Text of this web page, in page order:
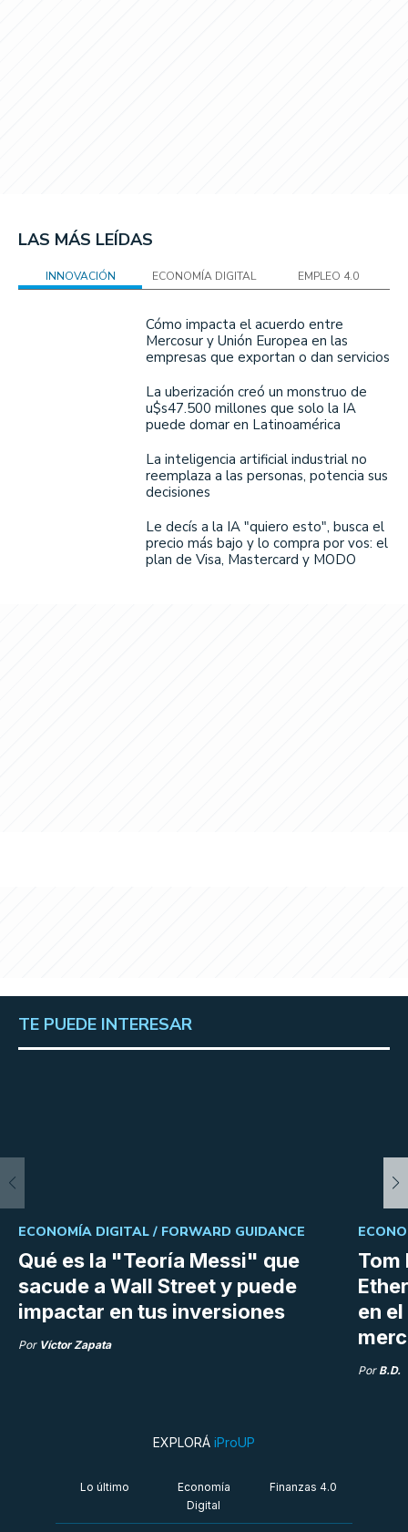
LAS MÁS LEÍDAS
INNOVACIÓN ECONOMÍA DIGITAL EMPLEO 4.0
Cómo impacta el acuerdo entre
Mercosur y Unión Europea en las
empresas que exportan o dan servicios
La uberización creó un monstruo de
u$s47.500 millones que solo la IA
puede domar en Latinoamérica
La inteligencia artificial industrial no
reemplaza a las personas, potencia sus
decisiones
Le decís a la IA "quiero esto", busca el
precio más bajo y lo compra por vos: el
plan de Visa, Mastercard y MODO
TE PUEDE INTERESAR
Qué es la "Teoría Messi" que
sacude a Wall Street y puede
impactar en tus inversiones
ECONOMÍA DIGITAL / FORWARD GUIDANCE
Por Víctor Zapata
Tom
en
Por B.D.
EXPLORÁ iProUP
Lo último
Economía
Digital
Finanzas 4.0